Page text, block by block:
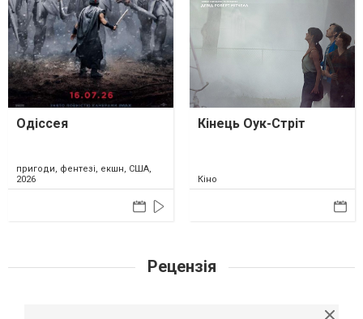
Одіссея
пригоди, фентезі, екшн, США,
2026
Кінець Оук-Стріт
Кіно
Рецензія